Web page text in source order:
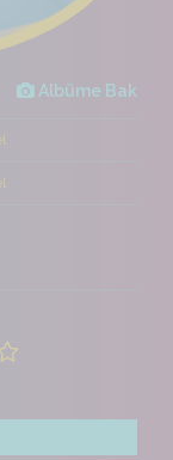
Albüme Bak